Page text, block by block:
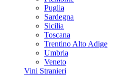
Puglia
Sardegna
Sicilia
Toscana
Trentino Alto Adige
Umbria
Veneto
Vini Stranieri